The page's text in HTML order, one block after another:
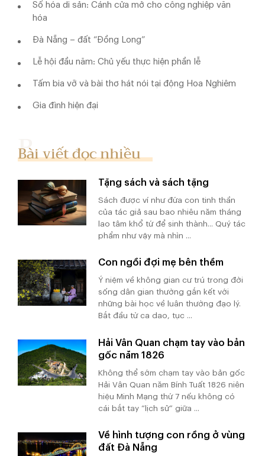
Số hóa di sản: Cánh cửa mở cho công nghiệp văn
hóa
Đà Nẵng – đất “Đồng Long”
Lễ hội đầu năm: Chủ yếu thực hiện phần lễ
Tấm bia vỡ và bài thơ hát nói tại động Hoa Nghiêm
Gia đình hiện đại
Bài viết đọc nhiều
Tặng sách và sách tặng
Sách được ví như đứa con tinh thần
của tác giả sau bao nhiêu năm tháng
lao tâm khổ tứ để sinh thành... Quý tác
phẩm như vậy mà nhìn ...
Con ngồi đợi mẹ bên thềm
Ý niệm về không gian cư trú trong đời
sống dân gian thường gắn kết với
những bài học về luân thường đạo lý.
Bắt đầu từ ca dao, tục ...
Hải Vân Quan chạm tay vào bản
gốc năm 1826
Không thể sớm chạm tay vào bản gốc
Hải Vân Quan năm Bính Tuất 1826 niên
hiệu Minh Mạng thứ 7 nếu không có
cái bắt tay “lịch sử” giữa ...
Về hình tượng con rồng ở vùng
đất Đà Nẵng